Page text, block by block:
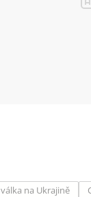
válka na Ukrajině